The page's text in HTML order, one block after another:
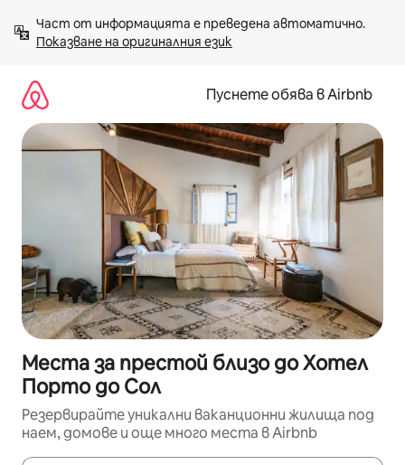
към
съдържанието
Показване на оригиналния език
Пуснете обява в Airbnb
Места за престой близо до Хотел
Порто до Сол
Резервирайте уникални ваканционни жилища под
наем, домове и още много места в Airbnb